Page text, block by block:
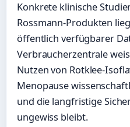
Konkrete klinische
Rossmann-Produkten
öffentlich verfügbarer
Verbraucherzentrale
Nutzen von Rotklee-
Menopause
und die langfristige
ungewiss bleibt.